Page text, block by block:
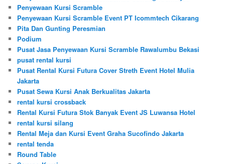
Penyewaan Kursi Scramble
Penyewaan Kursi Scramble Event PT Icommtech Cikarang
Pita Dan Gunting Peresmian
Podium
Pusat Jasa Penyewaan Kursi Scramble Rawalumbu Bekasi
pusat rental kursi
Pusat Rental Kursi Futura Cover Streth Event Hotel Mulia
Jakarta
Pusat Sewa Kursi Anak Berkualitas Jakarta
rental kursi crossback
Rental Kursi Futura Stok Banyak Event JS Luwansa Hotel
rental kursi silang
Rental Meja dan Kursi Event Graha Sucofindo Jakarta
rental tenda
Round Table